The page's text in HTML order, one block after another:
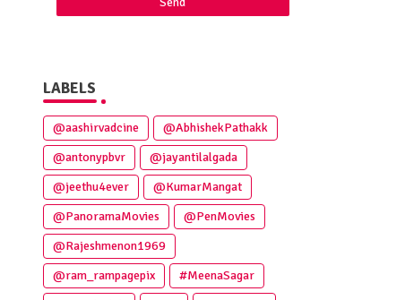
LABELS
@aashirvadcine
@AbhishekPathakk
@antonypbvr
@jayantilalgada
@jeethu4ever
@KumarMangat
@PanoramaMovies
@PenMovies
@Rajeshmenon1969
@ram_rampagepix
#MeenaSagar